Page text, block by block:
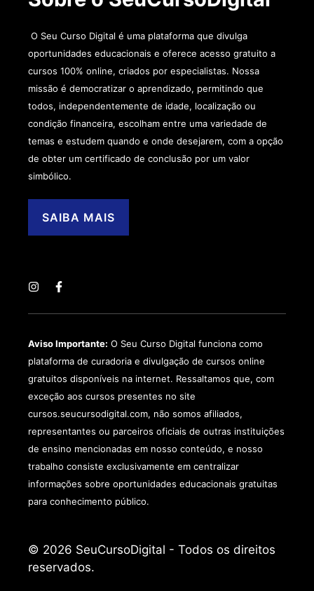
O Seu Curso Digital é uma plataforma que divulga
oportunidades educacionais e oferece acesso gratuito a
cursos 100% online, criados por especialistas. Nossa
missão é democratizar o aprendizado, permitindo que
todos, independentemente de idade, localização ou
condição financeira, escolham entre uma variedade de
temas e estudem quando e onde desejarem, com a opção
de obter um certificado de conclusão por um valor
simbólico.
SAIBA MAIS
Aviso Importante: O Seu Curso Digital funciona como
plataforma de curadoria e divulgação de cursos online
gratuitos disponíveis na internet. Ressaltamos que, com
exceção aos cursos presentes no site
cursos.seucursodigital.com, não somos afiliados,
representantes ou parceiros oficiais de outras instituições
de ensino mencionadas em nosso conteúdo, e nosso
trabalho consiste exclusivamente em centralizar
informações sobre oportunidades educacionais gratuitas
para conhecimento público.
© 2026 SeuCursoDigital - Todos os direitos
reservados.